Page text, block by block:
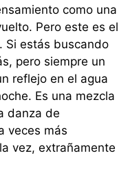
como una
Pero este es el
Si estás buscando
pero siempre un
reflejo en el agua
Es una mezcla
danza de
veces más
vez, extrañamente